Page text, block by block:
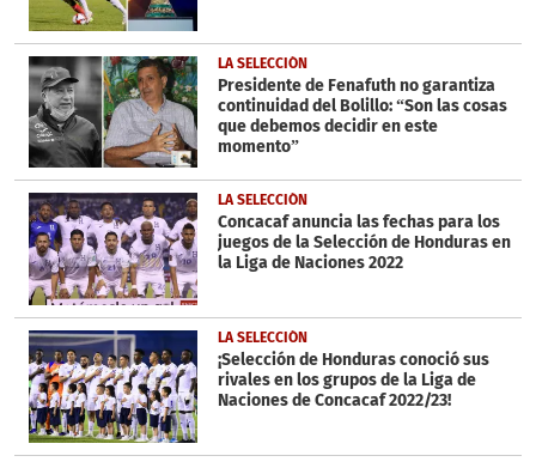
LA SELECCIÓN
Presidente de Fenafuth no garantiza
continuidad del Bolillo: “Son las cosas
que debemos decidir en este
momento”
LA SELECCIÓN
Concacaf anuncia las fechas para los
juegos de la Selección de Honduras en
la Liga de Naciones 2022
LA SELECCIÓN
¡Selección de Honduras conoció sus
rivales en los grupos de la Liga de
Naciones de Concacaf 2022/23!